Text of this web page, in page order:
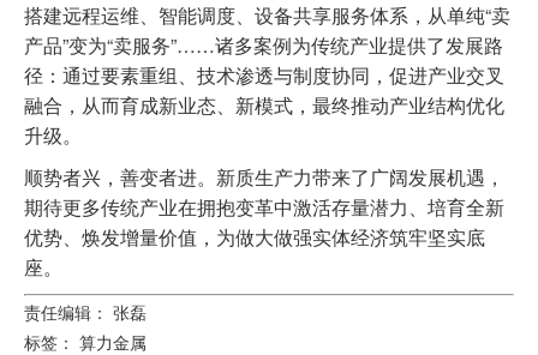
搭建远程运维、智能调度、设备共享服务体系，从单纯“卖
产品”变为“卖服务”……诸多案例为传统产业提供了发展路
径：通过要素重组、技术渗透与制度协同，促进产业交叉
融合，从而育成新业态、新模式，最终推动产业结构优化
升级。
顺势者兴，善变者进。新质生产力带来了广阔发展机遇，
期待更多传统产业在拥抱变革中激活存量潜力、培育全新
优势、焕发增量价值，为做大做强实体经济筑牢坚实底
座。
责任编辑： 张磊
标签： 算力金属